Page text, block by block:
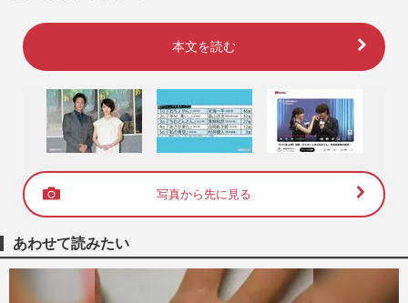
本文を読む
写真から先に見る
あわせて読みたい